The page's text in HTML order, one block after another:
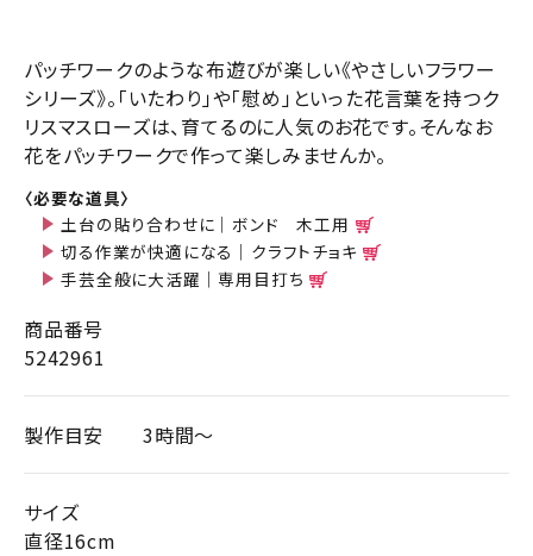
meeting_room ログイン person 会員登録
パッチワークのような布遊びが楽しい《やさしいフラワー
シリーズ》。「いたわり」や「慰め」といった花言葉を持つク
リスマスローズは、育てるのに人気のお花です。そんなお
花をパッチワークで作って楽しみませんか。
〈必要な道具〉
土台の貼り合わせに｜ボンド 木工用
切る作業が快適になる｜クラフトチョキ
手芸全般に大活躍｜専用目打ち
商品番号
5242961
製作目安 3時間～
サイズ
直径16cm